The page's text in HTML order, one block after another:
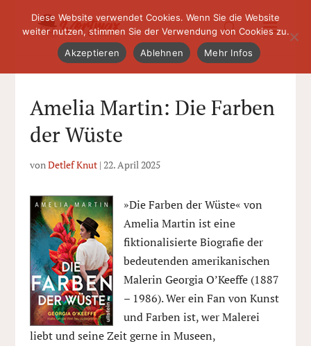
Amelia Martin: Die Farben
der Wüste
vonDetlef Knut| 22. April 2025
»Die Farben der Wüste« von
Amelia Martin ist eine
fiktionalisierte Biografie der
bedeutenden amerikanischen
Malerin Georgia O’Keeffe (1887
– 1986). Wer ein Fan von Kunst
und Farben ist, wer Malerei
liebt und seine Zeit gerne in Museen,
Diese Website verwendet Cookies. Wenn Sie die Website
weiter nutzen, stimmen Sie der Verwendung von Cookies zu.
Akzeptieren
Ablehnen Mehr Infos